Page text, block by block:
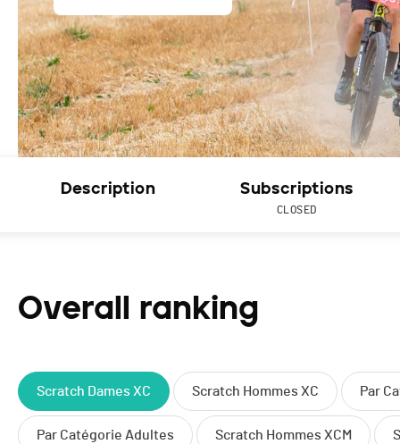
Description Subscriptions
CLOSED
Overall ranking
Scratch Dames XC Scratch Hommes XC Par
Par Catégorie Adultes Scratch Hommes XCM